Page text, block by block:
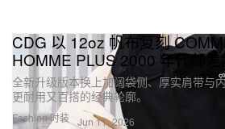
Fashion 时装
CDG 以 12oz 帆布复刻
HOMME PLUS 2000 年代邮差
全新升级版本换上加阔袋侧、厚实肩带与
更耐用又百搭的经典轮廓。
Jun 11, 2026